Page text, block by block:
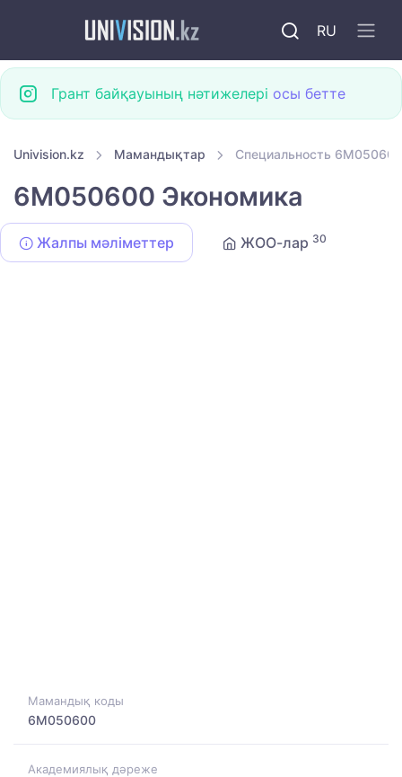
RU
Грант байқауының нәтижелері осы бетте
Univision.kz Мамандықтар Специальность
6M050600 Экономика
Жалпы мәліметтер ЖОО-лар 30
Мамандық коды
6M050600
Академиялық дәреже